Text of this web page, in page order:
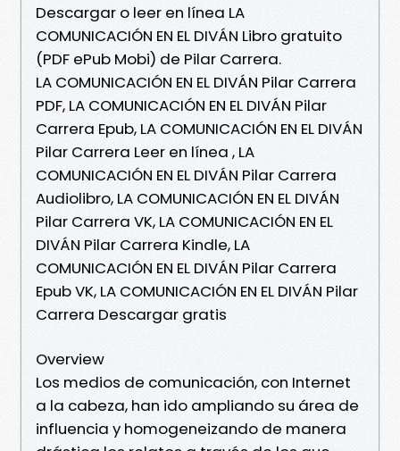
Descargar o leer en línea LA
COMUNICACIÓN EN EL DIVÁN Libro gratuito
(PDF ePub Mobi) de Pilar Carrera.
LA COMUNICACIÓN EN EL DIVÁN Pilar Carrera
PDF, LA COMUNICACIÓN EN EL DIVÁN Pilar
Carrera Epub, LA COMUNICACIÓN EN EL DIVÁN
Pilar Carrera Leer en línea , LA
COMUNICACIÓN EN EL DIVÁN Pilar Carrera
Audiolibro, LA COMUNICACIÓN EN EL DIVÁN
Pilar Carrera VK, LA COMUNICACIÓN EN EL
DIVÁN Pilar Carrera Kindle, LA
COMUNICACIÓN EN EL DIVÁN Pilar Carrera
Epub VK, LA COMUNICACIÓN EN EL DIVÁN Pilar
Carrera Descargar gratis
Overview
Los medios de comunicación, con Internet
a la cabeza, han ido ampliando su área de
influencia y homogeneizando de manera